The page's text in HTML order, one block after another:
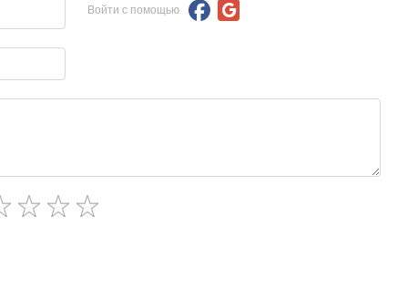
Войти с помощью